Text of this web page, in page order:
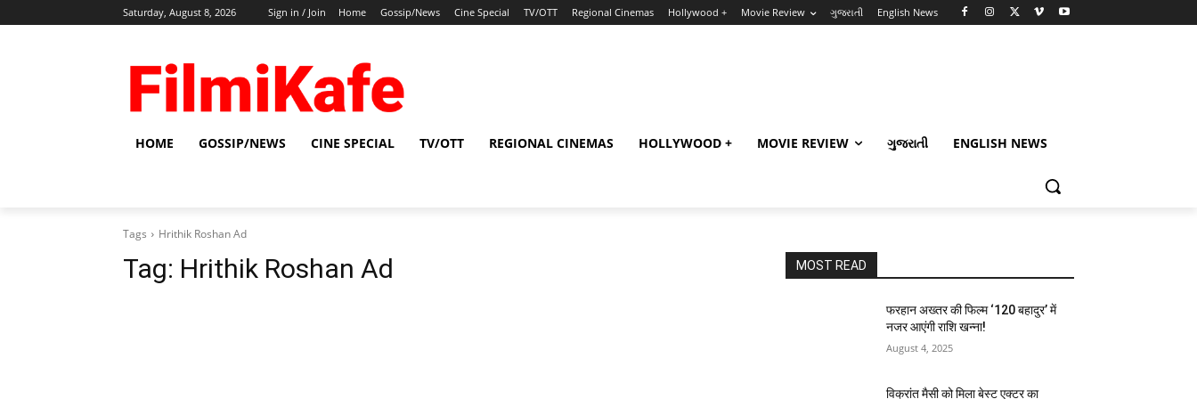
Saturday, August 8, 2026 Sign in / Join Home Gossip/News Cine Special TV/OTT Regional Cinemas Hollywood + Movie Review ગુજરાતી English News
HOME GOSSIP/NEWS CINE SPECIAL TV/OTT REGIONAL CINEMAS HOLLYWOOD + MOVIE REVIEW ગુજરાતી ENGLISH NEWS
Tags Hrithik Roshan Ad
Tag: Hrithik Roshan Ad MOST READ
फरहान अख्तर की फिल्म ‘120 बहादुर’ में
नजर आएंगी राशि खन्ना!
August 4, 2025
विक्रांत मैसी को मिला बेस्ट एक्टर का